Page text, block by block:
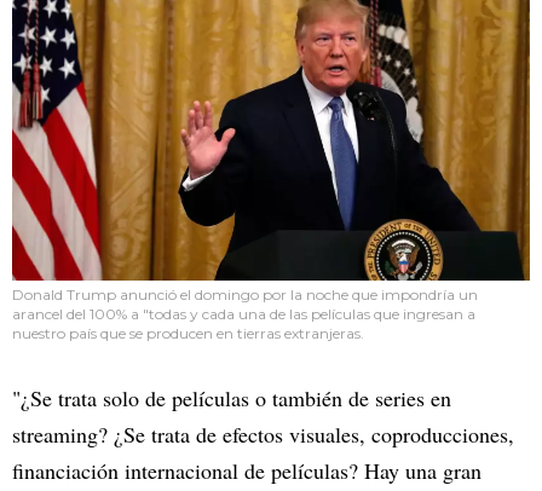
Donald Trump anunció el domingo por la noche que impondría un
arancel del 100% a "todas y cada una de las películas que ingresan a
nuestro país que se producen en tierras extranjeras.
"¿Se trata solo de películas o también de series en
streaming? ¿Se trata de efectos visuales, coproducciones,
financiación internacional de películas? Hay una gran